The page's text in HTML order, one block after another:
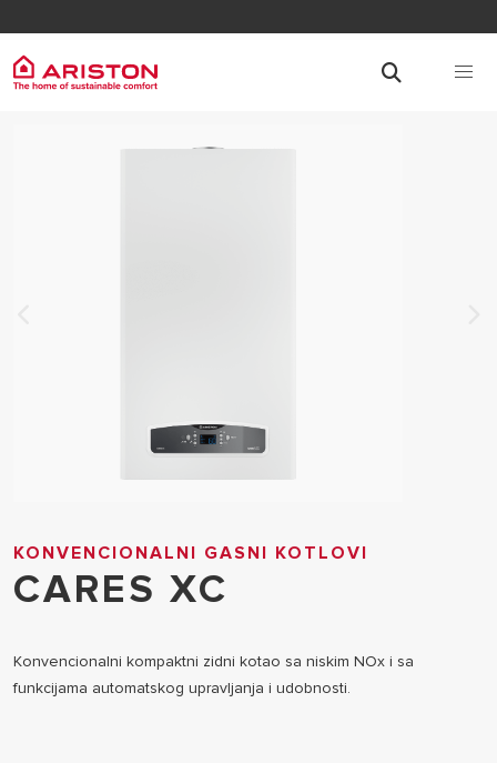
KONVENCIONALNI GASNI KOTLOVI
CARES XC
Konvencionalni kompaktni zidni kotao sa niskim NOx i sa
funkcijama automatskog upravljanja i udobnosti.